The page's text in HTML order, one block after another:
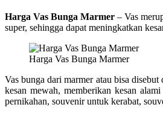
Harga Vas Bunga Marmer – Vas
super, sehingga dapat meningkatkan
Harga Vas Bunga Marmer
Vas bunga dari marmer atau bisa
kesan mewah, memberikan kesan
pernikahan, souvenir untuk kerabat,